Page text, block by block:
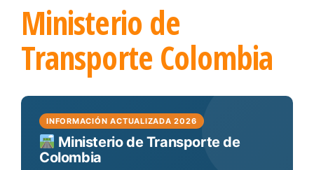
Ministerio de
Transporte Colombia
INFORMACIÓN ACTUALIZADA 2026
Ministerio de Transporte de
Colombia